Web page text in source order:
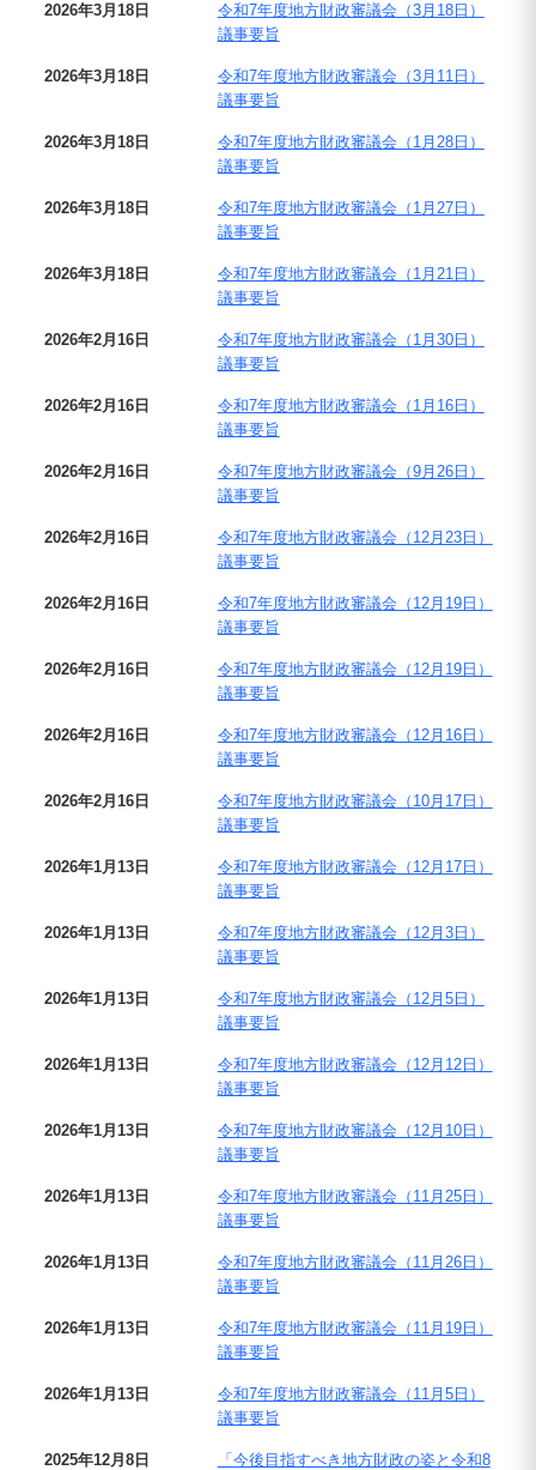
2026年3月18日
令和7年度地方財政審議会（3月18日）
議事要旨
2026年3月18日
令和7年度地方財政審議会（3月11日）
議事要旨
2026年3月18日
令和7年度地方財政審議会（1月28日）
議事要旨
2026年3月18日
令和7年度地方財政審議会（1月27日）
議事要旨
2026年3月18日
令和7年度地方財政審議会（1月21日）
議事要旨
2026年2月16日
令和7年度地方財政審議会（1月30日）
議事要旨
2026年2月16日
令和7年度地方財政審議会（1月16日）
議事要旨
2026年2月16日
令和7年度地方財政審議会（9月26日）
議事要旨
2026年2月16日
令和7年度地方財政審議会（12月23日）
議事要旨
2026年2月16日
令和7年度地方財政審議会（12月19日）
議事要旨
2026年2月16日
令和7年度地方財政審議会（12月19日）
議事要旨
2026年2月16日
令和7年度地方財政審議会（12月16日）
議事要旨
2026年2月16日
令和7年度地方財政審議会（10月17日）
議事要旨
2026年1月13日
令和7年度地方財政審議会（12月17日）
議事要旨
2026年1月13日
令和7年度地方財政審議会（12月3日）
議事要旨
2026年1月13日
令和7年度地方財政審議会（12月5日）
議事要旨
2026年1月13日
令和7年度地方財政審議会（12月12日）
議事要旨
2026年1月13日
令和7年度地方財政審議会（12月10日）
議事要旨
2026年1月13日
令和7年度地方財政審議会（11月25日）
議事要旨
2026年1月13日
令和7年度地方財政審議会（11月26日）
議事要旨
2026年1月13日
令和7年度地方財政審議会（11月19日）
議事要旨
2026年1月13日
令和7年度地方財政審議会（11月5日）
議事要旨
2025年12月8日
「今後目指すべき地方財政の姿と令和8